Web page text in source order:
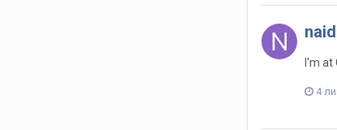
I'm at
4